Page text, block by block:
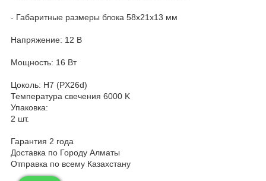
- Габаритные размеры блока 58х21х13 мм
Напряжение: 12 В
Мощность: 16 Вт
Цоколь: H7 (PX26d)
Температура свечения 6000 K
Упаковка:
2 шт.
Гарантия 2 года
Доставка по Городу Алматы
Отправка по всему Казахстану